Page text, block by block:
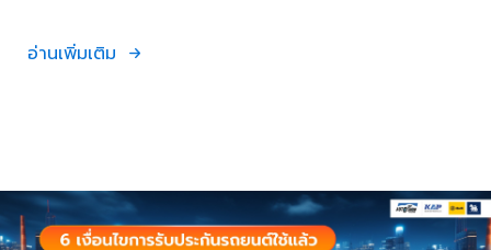
อ่านเพิ่มเติม